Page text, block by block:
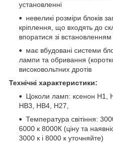
установленні
невеликі розміри блоків
кріплення, що входять до
впоратися зі
має вбудовані системи
лампи та обривання
високовольтних дротів
Технічні характеристики:
Цоколи ламп: ксенон H1,
HB3, HB4, H27,
Температура світіння:
6000 к 8000К (ціну та
3000 к і 8000 к уточняйте)